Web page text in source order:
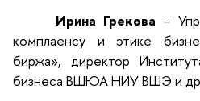
Ирина Грекова –
комплаенсу и этике
биржа», директор
бизнеса ВШЮА НИУ ВШЭ и